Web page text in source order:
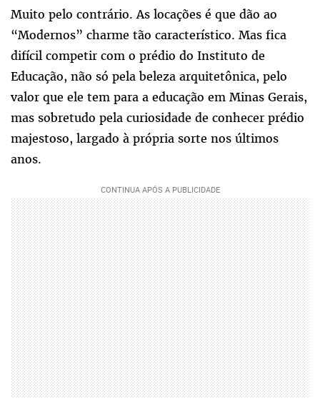
Muito pelo contrário. As locações é que dão ao
“Modernos” charme tão característico. Mas fica
difícil competir com o prédio do Instituto de
Educação, não só pela beleza arquitetônica, pelo
valor que ele tem para a educação em Minas Gerais,
mas sobretudo pela curiosidade de conhecer prédio
majestoso, largado à própria sorte nos últimos
anos.